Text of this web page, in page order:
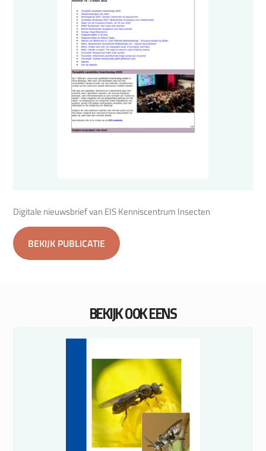
Digitale nieuwsbrief van EIS Kenniscentrum Insecten
BEKIJK PUBLICATIE
BEKIJK OOK EENS